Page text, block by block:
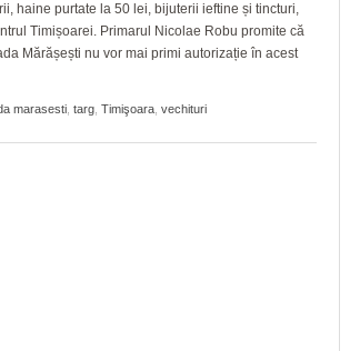
haine purtate la 50 lei, bijuterii ieftine și tincturi,
Timișoarei. Primarul Nicolae Robu promite că
Mărășești nu vor mai primi autorizație în acest
marasesti targ Timişoara vechituri